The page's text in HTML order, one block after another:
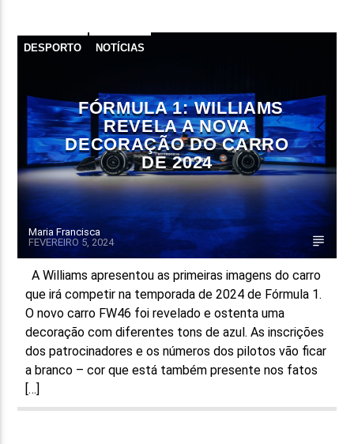
TÍTULO
ARTISTA
ON FM
DESPORTO NOTÍCIAS
FÓRMULA 1: WILLIAMS
REVELA A NOVA
DECORAÇÃO DO CARRO
DE 2024
Maria Francisca
FEVEREIRO 5, 2024
A Williams apresentou as primeiras imagens do carro
que irá competir na temporada de 2024 de Fórmula 1.
O novo carro FW46 foi revelado e ostenta uma
decoração com diferentes tons de azul. As inscrições
dos patrocinadores e os números dos pilotos vão ficar
a branco – cor que está também presente nos fatos
[…]